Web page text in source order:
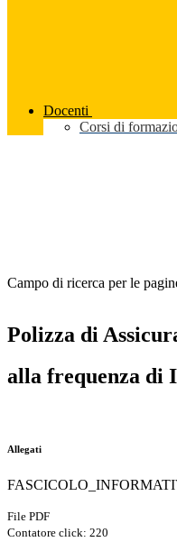
Docenti
Corsi di
Campo di ricerca per le
Polizza di
alla frequenza di
Allegati
File PDF
Contatore click: 220